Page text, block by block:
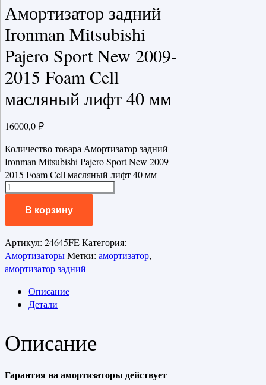
Амортизатор задний
Ironman Mitsubishi
Pajero Sport New 2009-
2015 Foam Cell
масляный лифт 40 мм
16000,0 ₽
Количество товара Амортизатор задний
Ironman Mitsubishi Pajero Sport New 2009-
2015 Foam Cell масляный лифт 40 мм
В корзину
Артикул: 24645FEКатегория:
АмортизаторыМетки: амортизатор,
амортизатор задний
Описание
Детали
Описание
Гарантия на амортизаторы действует